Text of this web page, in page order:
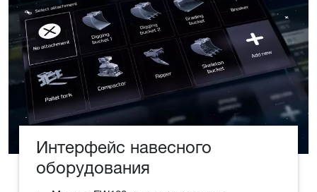
Интерфейс навесного
оборудования